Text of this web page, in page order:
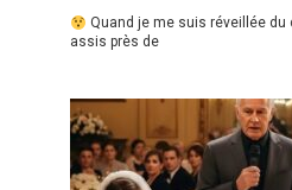
Quand je me suis réveillée
assis près de